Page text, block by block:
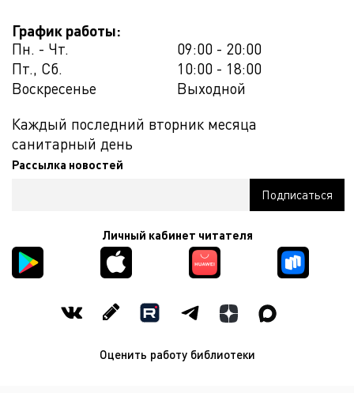
График работы:
Пн. - Чт.
09:00 - 20:00
Пт., Сб.
10:00 - 18:00
Воскресенье
Выходной
Каждый последний вторник месяца
санитарный день
Рассылка новостей
Личный кабинет читателя
Оценить работу библиотеки